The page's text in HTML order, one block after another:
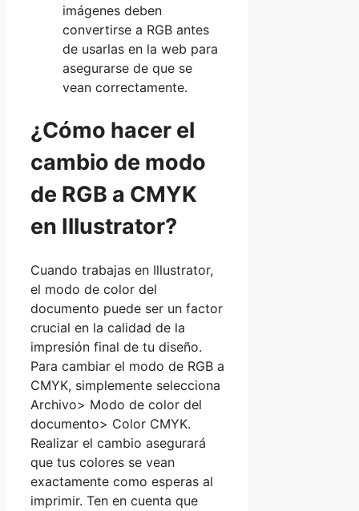
imágenes deben
convertirse a RGB antes
de usarlas en la web para
asegurarse de que se
vean correctamente.
¿Cómo hacer el
cambio de modo
de RGB a CMYK
en Illustrator?
Cuando trabajas en Illustrator,
el modo de color del
documento puede ser un factor
crucial en la calidad de la
impresión final de tu diseño.
Para cambiar el modo de RGB a
CMYK, simplemente selecciona
Archivo> Modo de color del
documento> Color CMYK.
Realizar el cambio asegurará
que tus colores se vean
exactamente como esperas al
imprimir. Ten en cuenta que